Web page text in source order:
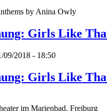
by Anina Owly
Girls Like
09/2018 - 18:50
Girls Like
im Marienbad, Freiburg